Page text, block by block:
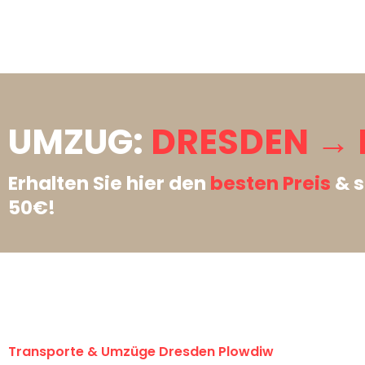
UMZUG: DRESDEN
Erhalten Sie hier den besten Preis &
50€!
Transporte & Umzüge Dresden Plowdiw